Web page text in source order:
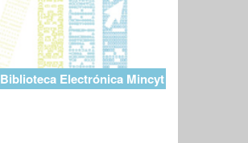
Biblioteca Electrónica Mincyt